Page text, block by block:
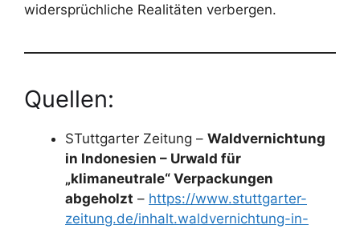
widersprüchliche Realitäten verbergen.
Quellen:
STuttgarter Zeitung – Waldvernichtung
in Indonesien – Urwald für
„klimaneutrale“ Verpackungen
abgeholzt – https://www.stuttgarter-
zeitung.de/inhalt.waldvernichtung-in-